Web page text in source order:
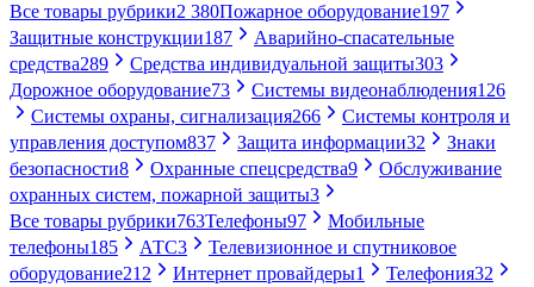
Все товары рубрики2 380Пожарное оборудование197
Защитные конструкции187
Аварийно-спасательные
средства289 Средства индивидуальной защиты303
Дорожное оборудование73 Системы видеонаблюдения126
Системы охраны, сигнализация266
Системы контроля и
управления доступом837 Защита информации32
Знаки
безопасности8 Охранные спецсредства9
Обслуживание
охранных систем, пожарной защиты3
Все товары рубрики763Телефоны97
Мобильные
телефоны185 АТС3
Телевизионное и спутниковое
оборудование212 Интернет провайдеры1 Телефония32